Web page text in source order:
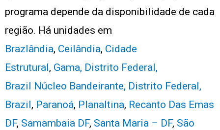
programa depende da disponibilidade de cada
região. Há unidades em
Brazlândia, Ceilândia, Cidade
Estrutural, Gama, Distrito Federal,
Brazil Núcleo Bandeirante, Distrito Federal,
Brazil, Paranoá, Planaltina, Recanto Das Emas
DF, Samambaia DF, Santa Maria – DF, São